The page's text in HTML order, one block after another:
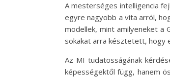
A mesterséges intelligencia
egyre nagyobb a vita arról,
modellek, mint amilyeneket a
sokakat arra késztetett, hogy
Az MI tudatosságának
képességektől függ, hanem